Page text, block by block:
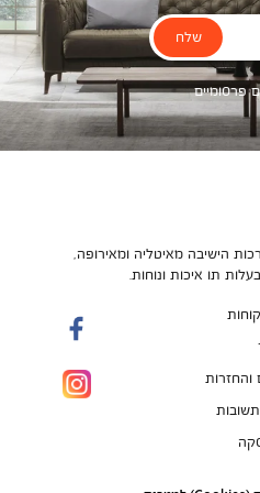
פרסומיים
שלח
הישיבה מאיטליה ומאירופה,
תו איכות ונוחות.
והחזרות